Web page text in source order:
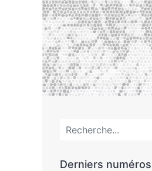
Menu
Derniers numéros